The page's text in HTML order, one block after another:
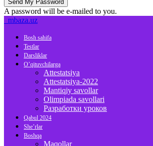
A password will be e-mailed to you.
mbaza.uz
Bosh sahifa
Testlar
Darsliklar
O’qituvchilarga
Attestatsiya
Attestatsiya-2022
Mantiqiy savollar
Olimpiada savollari
Разработки уроков
Qabul 2024
She’rlar
Boshqa
Maqollar